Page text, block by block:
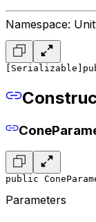
Namespace:
[Serializable]
public
Parameters